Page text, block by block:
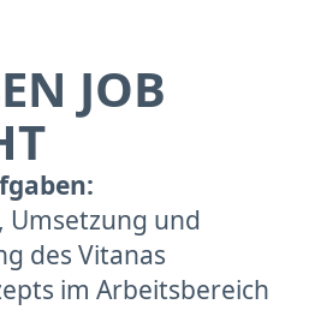
JOB
Umsetzung und
des Vitanas
im Arbeitsbereich